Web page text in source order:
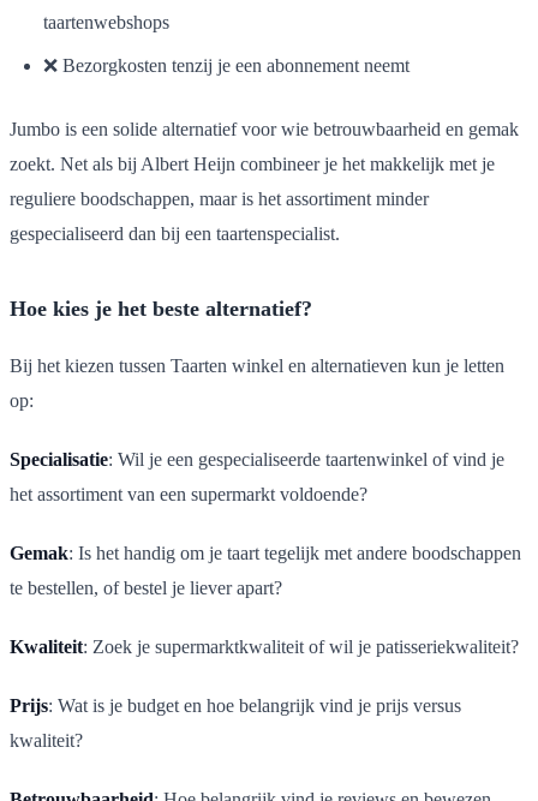
taartenwebshops
❌ Bezorgkosten tenzij je een abonnement neemt
Jumbo is een solide alternatief voor wie betrouwbaarheid en gemak
zoekt. Net als bij Albert Heijn combineer je het makkelijk met je
reguliere boodschappen, maar is het assortiment minder
gespecialiseerd dan bij een taartenspecialist.
Hoe kies je het beste alternatief?
Bij het kiezen tussen Taarten winkel en alternatieven kun je letten
op:
Specialisatie: Wil je een gespecialiseerde taartenwinkel of vind je
het assortiment van een supermarkt voldoende?
Gemak: Is het handig om je taart tegelijk met andere boodschappen
te bestellen, of bestel je liever apart?
Kwaliteit: Zoek je supermarktkwaliteit of wil je patisseriekwaliteit?
Prijs: Wat is je budget en hoe belangrijk vind je prijs versus
kwaliteit?